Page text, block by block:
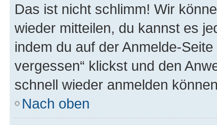
Das ist nicht schlimm! Wir
wieder mitteilen, du kannst es
indem du auf der Anmelde-
vergessen“ klickst und den
schnell wieder anmelden
Nach oben